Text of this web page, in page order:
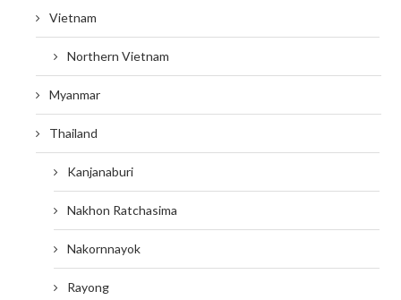
Vietnam
Northern Vietnam
Myanmar
Thailand
Kanjanaburi
Nakhon Ratchasima
Nakornnayok
Rayong